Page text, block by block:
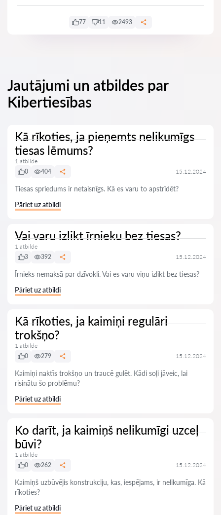
77 11 2493
Jautājumi un atbildes par
Kibertiesības
Kā rīkoties, ja pieņemts nelikumīgs
tiesas lēmums?
1 atbilde
0
404 15.12.2024
Tiesas spriedums ir netaisnīgs. Kā es varu to apstrīdēt?
Pāriet uz atbildi
Vai varu izlikt īrnieku bez tiesas?
1 atbilde
3
392 15.12.2024
Īrnieks nemaksā par dzīvokli. Vai es varu viņu izlikt bez tiesas?
Pāriet uz atbildi
Kā rīkoties, ja kaimiņi regulāri
trokšņo?
1 atbilde
0
279 15.12.2024
Kaimiņi naktīs trokšņo un traucē gulēt. Kādi soļi jāveic, lai
risinātu šo problēmu?
Pāriet uz atbildi
Ko darīt, ja kaimiņš nelikumīgi uzceļ
būvi?
1 atbilde
0
262 15.12.2024
Kaimiņš uzbūvējis konstrukciju, kas, iespējams, ir nelikumīga. Kā
rīkoties?
Pāriet uz atbildi